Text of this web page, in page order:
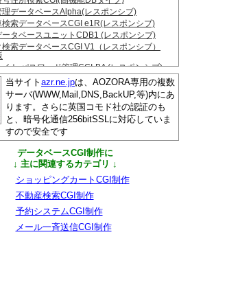
当サイト azr.ne.jpは、AOZORA専用の複数
サーバ(WWW,Mail,DNS,BackUP,等)内にあ
ります。さらに英国コモド社の認証のも
と、暗号化通信256bitSSLに対応していま
すので安全です
データベースCGI制作に
↓ 主に関連するカテゴリ ↓
ショッピングカートCGI制作
不動産検索CGI制作
予約システムCGI制作
メール一斉送信CGI制作